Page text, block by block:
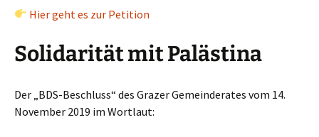
Hier geht es zur Petition
Solidarität mit Palästina
Der „BDS-Beschluss“ des Grazer Gemeinderates vom 14.
November 2019 im Wortlaut: